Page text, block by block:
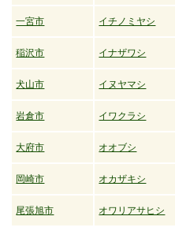
一宮市 イチノミヤシ
稲沢市 イナザワシ
犬山市 イヌヤマシ
岩倉市 イワクラシ
大府市 オオブシ
岡崎市 オカザキシ
尾張旭市 オワリアサヒシ